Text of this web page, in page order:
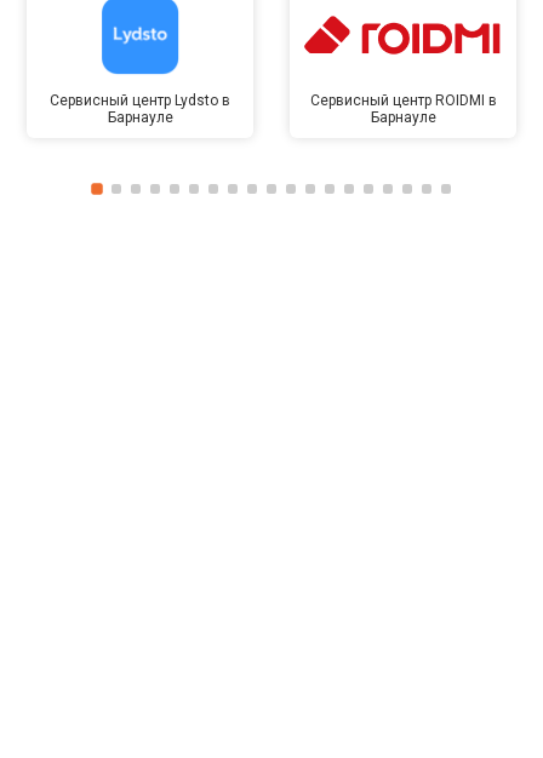
Сервисный центр Lydsto в
Барнауле
Сервисный центр ROIDMI в
Барнауле